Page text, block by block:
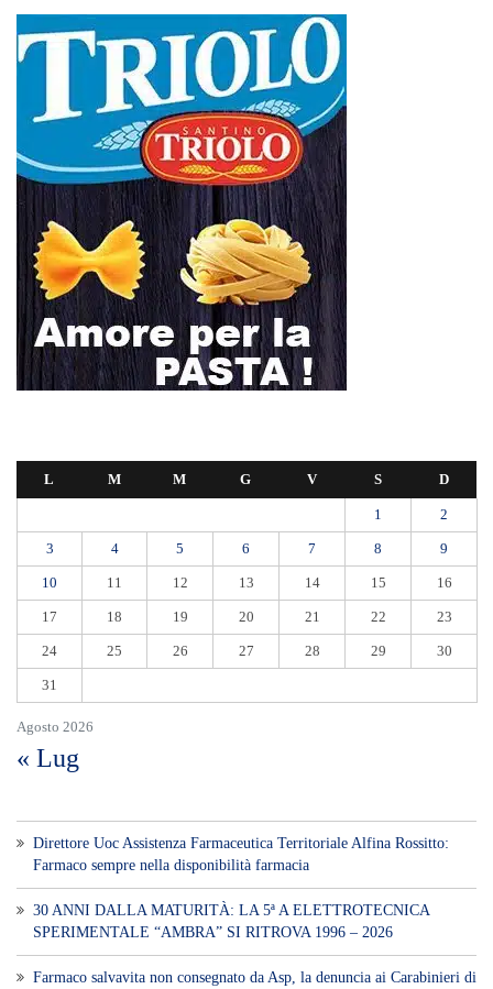
Agosto 2026
L M M G V S D
1 2
3 4 5 6 7 8 9
10 11 12 13 14 15 16
17 18 19 20 21 22 23
24 25 26 27 28 29 30
31
« Lug
Direttore Uoc Assistenza Farmaceutica Territoriale Alfina Rossitto:
Farmaco sempre nella disponibilità farmacia
30 ANNI DALLA MATURITÀ: LA 5ª A ELETTROTECNICA
SPERIMENTALE “AMBRA” SI RITROVA 1996 – 2026
Farmaco salvavita non consegnato da Asp, la denuncia ai Carabinieri di